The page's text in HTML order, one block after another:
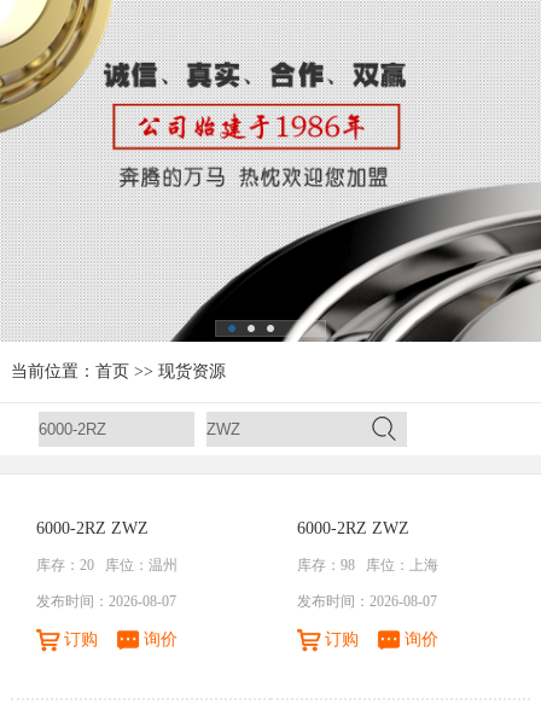
当前位置： 首页 >> 现货资源
6000-2RZ ZWZ
库存：20 库位：温州
发布时间：2026-08-07
订购 询价
6000-2RZ ZWZ
库存：98 库位：上海
发布时间：2026-08-07
订购 询价